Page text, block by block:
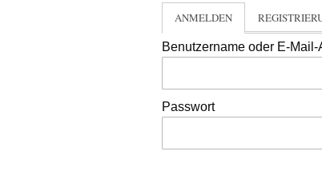
ANMELDEN
Benutzername oder E-Mail-
Passwort